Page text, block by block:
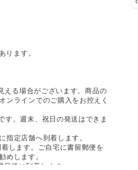
ます。
える場合がございます。商品の
ンラインでのご購入をお控えく
。週末、祝日の発送はできま
定店舗へ到着します。
します。ご自宅に書留郵便を
めします。
後に到着します。